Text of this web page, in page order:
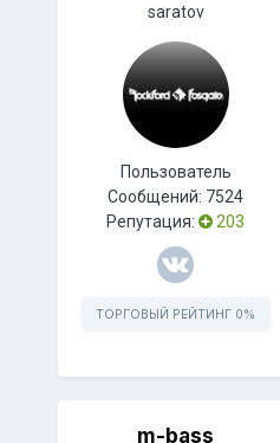
saratov
Пользователь
Сообщений: 7524
Репутация:
203
ТОРГОВЫЙ РЕЙТИНГ 0%
m-bass